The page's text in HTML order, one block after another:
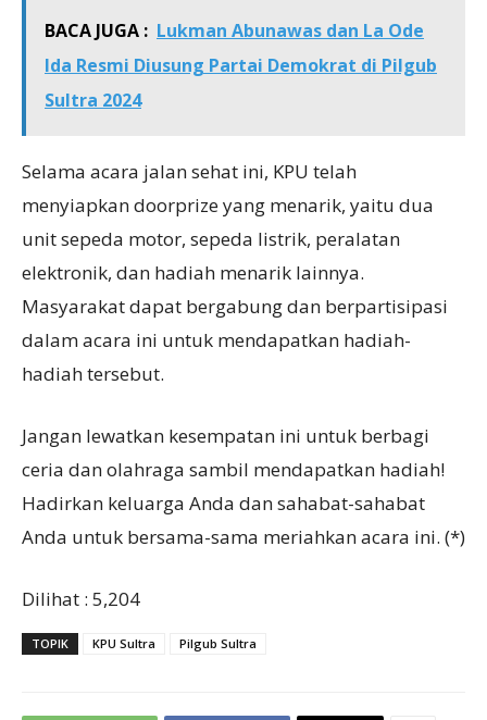
BACA JUGA : Lukman Abunawas dan La Ode
Ida Resmi Diusung Partai Demokrat di Pilgub
Sultra 2024
Selama acara jalan sehat ini, KPU telah
menyiapkan doorprize yang menarik, yaitu dua
unit sepeda motor, sepeda listrik, peralatan
elektronik, dan hadiah menarik lainnya.
Masyarakat dapat bergabung dan berpartisipasi
dalam acara ini untuk mendapatkan hadiah-
hadiah tersebut.
Jangan lewatkan kesempatan ini untuk berbagi
ceria dan olahraga sambil mendapatkan hadiah!
Hadirkan keluarga Anda dan sahabat-sahabat
Anda untuk bersama-sama meriahkan acara ini. (*)
Dilihat : 5,204
TOPIK KPU Sultra Pilgub Sultra